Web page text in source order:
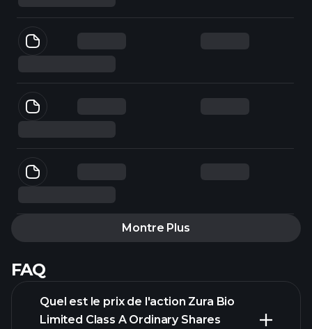
Montre Plus
FAQ
Quel est le prix de l'action Zura Bio
Limited Class A Ordinary Shares